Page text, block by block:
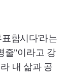
합시다'라는
줄"이라고 강
내 삶과 공